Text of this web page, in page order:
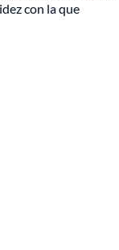
con la que